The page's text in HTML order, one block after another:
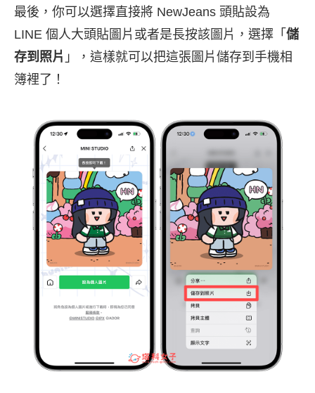
最後，你可以選擇直接將 NewJeans 頭貼設為
LINE 個人大頭貼圖片或者是長按該圖片，選擇「 儲
存到照片 」，這樣就可以把這張圖片儲存到手機相
簿裡了！